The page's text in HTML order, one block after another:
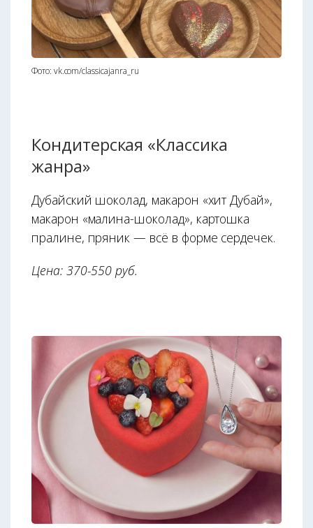
Фото: vk.com/classicajanra_ru
Кондитерская «Классика
жанра»
Дубайский шоколад, макарон «хит Дубай»,
макарон «малина-шоколад», картошка
пралине, пряник — всё в форме сердечек.
Цена: 370-550 руб.